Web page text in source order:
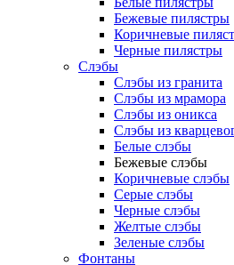
Бежевые пилястры
Коричневые
Черные пилястры
Слэбы
Слэбы из гранита
Слэбы из мрамора
Слэбы из оникса
Слэбы из
Белые слэбы
Бежевые слэбы
Коричневые слэбы
Серые слэбы
Черные слэбы
Желтые слэбы
Зеленые слэбы
Фонтаны